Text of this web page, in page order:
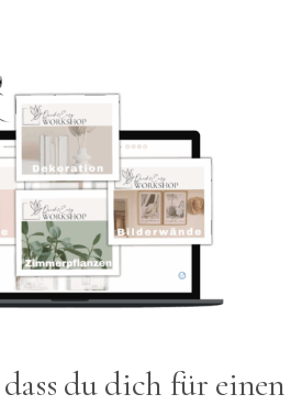
du dich für einen